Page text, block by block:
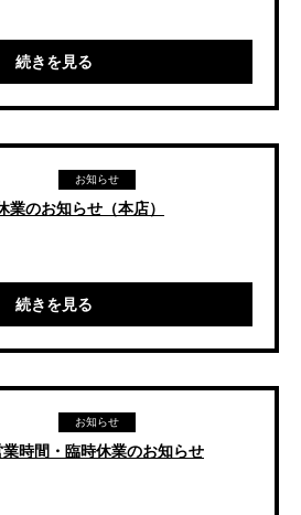
続きを見る
お知らせ
のお知らせ（本店）
続きを見る
お知らせ
時間・臨時休業のお知らせ